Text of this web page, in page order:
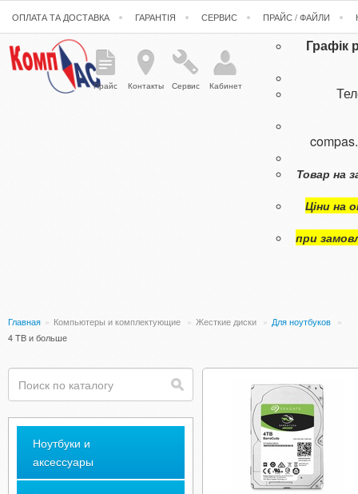
ОПЛАТА ТА ДОСТАВКА ГАРАНТІЯ СЕРВИС ПРАЙС / ФАЙЛИ
Прайс Контакты Сервис Кабинет
Графік
Товар на
Ціни на
при
Главная » Компьютеры и комплектующие » Жесткие диски » Для ноутбуков »
4 TB и больше
Ноутбуки и
аксессуары